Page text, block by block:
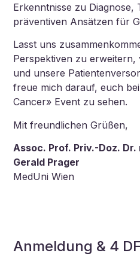
Erkenntnisse zu Diagnose,
präventiven Ansätzen für
Lasst uns
Perspektiven zu
und unsere
freue mich darauf, euch
Cancer» Event zu sehen.
Mit freundlichen Grüßen,
Assoc. Prof. Priv.-Doz. Dr.
Gerald Prager
MedUni Wien
Anmeldung & 4